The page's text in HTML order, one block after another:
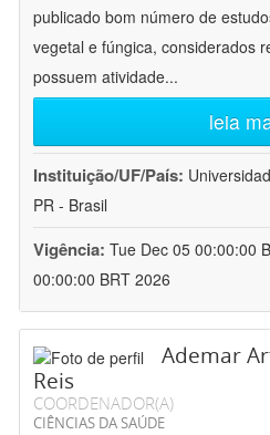
publicado bom número de
vegetal e fúngica, considerados
possuem atividade...
leia
Instituição/UF/País:
PR - Brasil
Vigência: Tue Dec 05 00:00:00
00:00:00 BRT 2026
Ademar
Reis
COORDENADOR(A)
CIÊNCIAS DA SAÚDE